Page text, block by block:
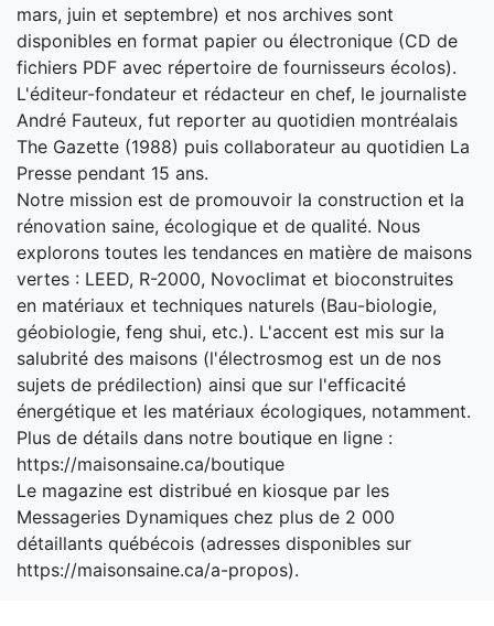
mars, juin et septembre) et nos archives sont
disponibles en format papier ou électronique (CD de
fichiers PDF avec répertoire de fournisseurs écolos).
L'éditeur-fondateur et rédacteur en chef, le journaliste
André Fauteux, fut reporter au quotidien montréalais
The Gazette (1988) puis collaborateur au quotidien La
Presse pendant 15 ans.
Notre mission est de promouvoir la construction et la
rénovation saine, écologique et de qualité. Nous
explorons toutes les tendances en matière de maisons
vertes : LEED, R-2000, Novoclimat et bioconstruites
en matériaux et techniques naturels (Bau-biologie,
géobiologie, feng shui, etc.). L'accent est mis sur la
salubrité des maisons (l'électrosmog est un de nos
sujets de prédilection) ainsi que sur l'efficacité
énergétique et les matériaux écologiques, notamment.
Plus de détails dans notre boutique en ligne :
https://maisonsaine.ca/boutique
Le magazine est distribué en kiosque par les
Messageries Dynamiques chez plus de 2 000
détaillants québécois (adresses disponibles sur
https://maisonsaine.ca/a-propos).